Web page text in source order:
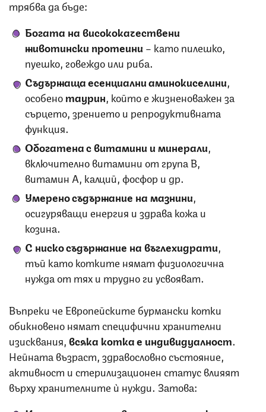
трябва да бъде:
Богата на висококачествени
животински протеини – като пилешко,
пуешко, говеждо или риба.
Съдържаща есенциални аминокиселини,
особенотаурин, който е жизненоважен за
сърцето, зрението и репродуктивната
функция.
Обогатена с витамини и минерали,
включително витамини от група B,
витамин A, калций, фосфор и др.
Умерено съдържание на мазнини,
осигуряващи енергия и здрава кожа и
козина.
С ниско съдържание на въглехидрати,
тъй като котките нямат физиологична
нужда от тях и трудно ги усвояват.
Въпреки че Европейските бурмански котки
обикновено нямат специфични хранителни
изисквания,всяка котка е индивидуалност.
Нейната възраст, здравословно състояние,
активност и стерилизационен статус влияят
върху хранителните ѝ нужди. Затова: